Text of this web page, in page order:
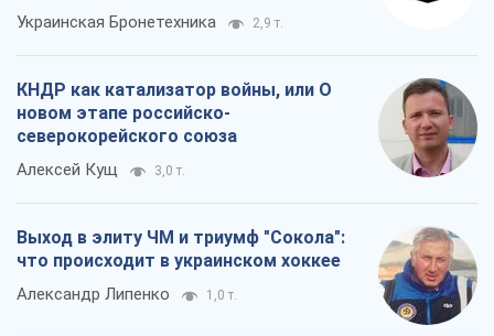
Украинская Бронетехника 2,9 т.
КНДР как катализатор войны, или О
новом этапе российско-
северокорейского союза
Алексей Кущ 3,0 т.
Выход в элиту ЧМ и триумф "Сокола":
что происходит в украинском хоккее
Александр Липенко 1,0 т.